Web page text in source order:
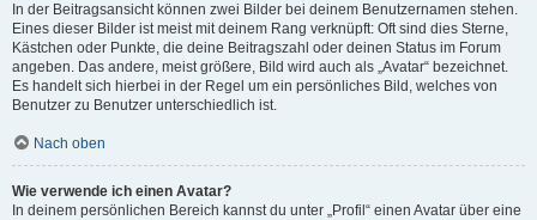
In der Beitragsansicht können zwei Bilder bei deinem Benutzernamen stehen.
Eines dieser Bilder ist meist mit deinem Rang verknüpft: Oft sind dies Sterne,
Kästchen oder Punkte, die deine Beitragszahl oder deinen Status im Forum
angeben. Das andere, meist größere, Bild wird auch als „Avatar“ bezeichnet.
Es handelt sich hierbei in der Regel um ein persönliches Bild, welches von
Benutzer zu Benutzer unterschiedlich ist.
Nach oben
Wie verwende ich einen Avatar?
In deinem persönlichen Bereich kannst du unter „Profil“ einen Avatar über eine